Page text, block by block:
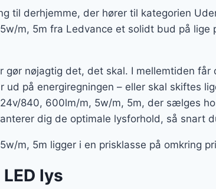
til derhjemme, der hører til kategorien
m, 5m fra Ledvance et solidt bud på
gør nøjagtig det, det skal. I mellemtiden får
ud på energiregningen – eller skal skiftes
840, 600lm/m, 5w/m, 5m, der sælges
dig de optimale lysforhold, så snart
m, 5m ligger i en prisklasse på omkring
lys